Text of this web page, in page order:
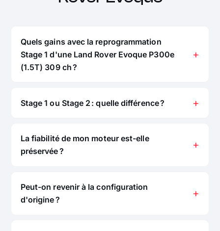
Quels gains avec la reprogrammation
Stage 1 d'une Land Rover Evoque P300e
(1.5T) 309 ch ?
Stage 1 ou Stage 2 : quelle différence ?
La fiabilité de mon moteur est-elle
préservée ?
Peut-on revenir à la configuration
d'origine ?